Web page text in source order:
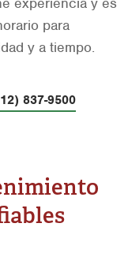
para
y a tiempo.
837-9500